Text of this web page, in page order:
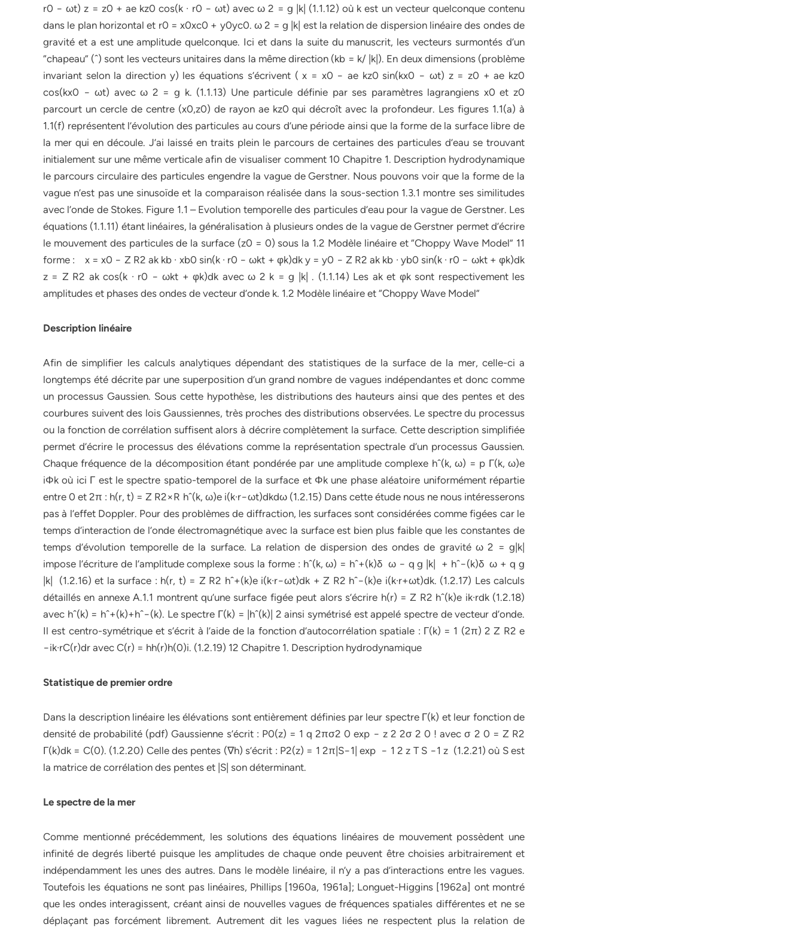
r0 − ωt) z = z0 + ae kz0 cos(k · r0 − ωt) avec ω 2 = g |k| (1.1.12) où k est un vecteur quelconque contenu
dans le plan horizontal et r0 = x0xc0 + y0yc0. ω 2 = g |k| est la relation de dispersion linéaire des ondes de
gravité et a est une amplitude quelconque. Ici et dans la suite du manuscrit, les vecteurs surmontés d’un
“chapeau” (ˆ) sont les vecteurs unitaires dans la même direction (kb = k/ |k|). En deux dimensions (problème
invariant selon la direction y) les équations s’écrivent ( x = x0 − ae kz0 sin(kx0 − ωt) z = z0 + ae kz0
cos(kx0 − ωt) avec ω 2 = g k. (1.1.13) Une particule définie par ses paramètres lagrangiens x0 et z0
parcourt un cercle de centre (x0,z0) de rayon ae kz0 qui décroît avec la profondeur. Les figures 1.1(a) à
1.1(f) représentent l’évolution des particules au cours d’une période ainsi que la forme de la surface libre de
la mer qui en découle. J’ai laissé en traits plein le parcours de certaines des particules d’eau se trouvant
initialement sur une même verticale afin de visualiser comment 10 Chapitre 1. Description hydrodynamique
le parcours circulaire des particules engendre la vague de Gerstner. Nous pouvons voir que la forme de la
vague n’est pas une sinusoïde et la comparaison réalisée dans la sous-section 1.3.1 montre ses similitudes
avec l’onde de Stokes. Figure 1.1 – Evolution temporelle des particules d’eau pour la vague de Gerstner. Les
équations (1.1.11) étant linéaires, la généralisation à plusieurs ondes de la vague de Gerstner permet d’écrire
le mouvement des particules de la surface (z0 = 0) sous la 1.2 Modèle linéaire et “Choppy Wave Model” 11
forme : x = x0 − Z R2 ak kb · xb0 sin(k · r0 − ωkt + φk)dk y = y0 − Z R2 ak kb · yb0 sin(k · r0 − ωkt + φk)dk
z = Z R2 ak cos(k · r0 − ωkt + φk)dk avec ω 2 k = g |k| . (1.1.14) Les ak et φk sont respectivement les
amplitudes et phases des ondes de vecteur d’onde k. 1.2 Modèle linéaire et “Choppy Wave Model”
Description linéaire
Afin de simplifier les calculs analytiques dépendant des statistiques de la surface de la mer, celle-ci a
longtemps été décrite par une superposition d’un grand nombre de vagues indépendantes et donc comme
un processus Gaussien. Sous cette hypothèse, les distributions des hauteurs ainsi que des pentes et des
courbures suivent des lois Gaussiennes, très proches des distributions observées. Le spectre du processus
ou la fonction de corrélation suffisent alors à décrire complètement la surface. Cette description simplifiée
permet d’écrire le processus des élévations comme la représentation spectrale d’un processus Gaussien.
Chaque fréquence de la décomposition étant pondérée par une amplitude complexe hˆ(k, ω) = p Γ(k, ω)e
iΦk où ici Γ est le spectre spatio-temporel de la surface et Φk une phase aléatoire uniformément répartie
entre 0 et 2π : h(r, t) = Z R2×R hˆ(k, ω)e i(k·r−ωt)dkdω (1.2.15) Dans cette étude nous ne nous intéresserons
pas à l’effet Doppler. Pour des problèmes de diffraction, les surfaces sont considérées comme figées car le
temps d’interaction de l’onde électromagnétique avec la surface est bien plus faible que les constantes de
temps d’évolution temporelle de la surface. La relation de dispersion des ondes de gravité ω 2 = g|k|
impose l’écriture de l’amplitude complexe sous la forme : hˆ(k, ω) = hˆ+(k)δ ω − q g |k| + hˆ−(k)δ ω + q g
|k| (1.2.16) et la surface : h(r, t) = Z R2 hˆ+(k)e i(k·r−ωt)dk + Z R2 hˆ−(k)e i(k·r+ωt)dk. (1.2.17) Les calculs
détaillés en annexe A.1.1 montrent qu’une surface figée peut alors s’écrire h(r) = Z R2 hˆ(k)e ik·rdk (1.2.18)
avec hˆ(k) = hˆ+(k)+hˆ−(k). Le spectre Γ(k) = |hˆ(k)| 2 ainsi symétrisé est appelé spectre de vecteur d’onde.
Il est centro-symétrique et s’écrit à l’aide de la fonction d’autocorrélation spatiale : Γ(k) = 1 (2π) 2 Z R2 e
−ik·rC(r)dr avec C(r) = hh(r)h(0)i. (1.2.19) 12 Chapitre 1. Description hydrodynamique
Statistique de premier ordre
Dans la description linéaire les élévations sont entièrement définies par leur spectre Γ(k) et leur fonction de
densité de probabilité (pdf) Gaussienne s’écrit : P0(z) = 1 q 2πσ2 0 exp − z 2 2σ 2 0 ! avec σ 2 0 = Z R2
Γ(k)dk = C(0). (1.2.20) Celle des pentes (∇h) s’écrit : P2(z) = 1 2π|S−1| exp − 1 2 z T S −1 z (1.2.21) où S est
la matrice de corrélation des pentes et |S| son déterminant.
Le spectre de la mer
Comme mentionné précédemment, les solutions des équations linéaires de mouvement possèdent une
infinité de degrés liberté puisque les amplitudes de chaque onde peuvent être choisies arbitrairement et
indépendamment les unes des autres. Dans le modèle linéaire, il n’y a pas d’interactions entre les vagues.
Toutefois les équations ne sont pas linéaires, Phillips [1960a, 1961a]; Longuet-Higgins [1962a] ont montré
que les ondes interagissent, créant ainsi de nouvelles vagues de fréquences spatiales différentes et ne se
déplaçant pas forcément librement. Autrement dit les vagues liées ne respectent plus la relation de